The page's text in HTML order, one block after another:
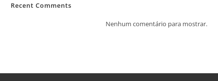
Recent Comments
Nenhum comentário para mostrar.